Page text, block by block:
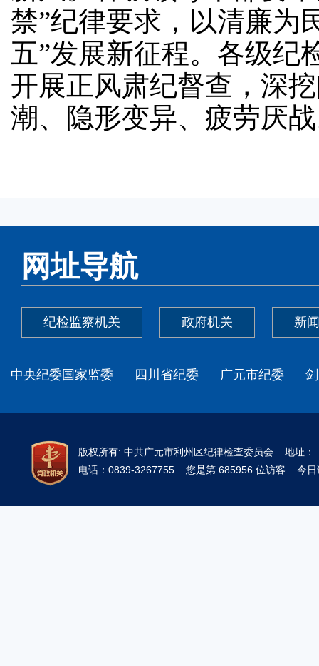
禁”纪律要求，以清廉为
五”发展新征程。各级纪
开展正风肃纪督查，深
潮、隐形变异、疲劳厌
网址导航
纪检监察机关 政府机关 新
中央纪委国家监委 四川省纪委 广元市纪委
版权所有: 中共广元市利州区纪律检查委员会 地址
电话：0839-3267755 您是第 685956 位访客 今